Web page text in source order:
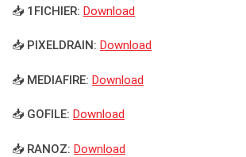
📥 1FICHIER: Download
📥 PIXELDRAIN: Download
📥 MEDIAFIRE: Download
📥 GOFILE: Download
📥 RANOZ: Download